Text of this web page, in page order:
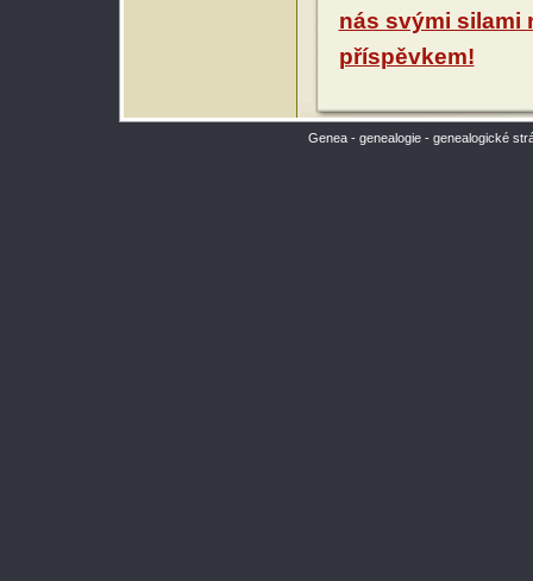
nás svými silami
příspěvkem!
Genea - genealogie - genealogické